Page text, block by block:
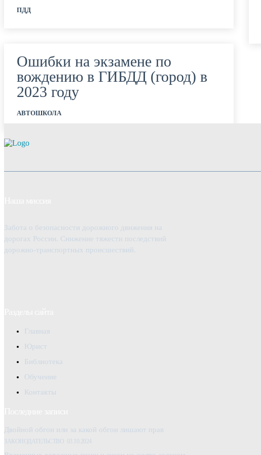
ПДД
Ошибки на экзамене по
вождению в ГИБДД (город) в
2023 году
АВТОШКОЛА
Забота о безопасности дорожного движения на
дорогах России. Снижение тяжести последствий
дорожно-транспортных происшествий.
Главная
Юрист
Библиотека
Обучение
Контакты
Двойной обгон или за какой обгон лишают прав
ЗАКОНОДАТЕЛЬСТВО 03.10.2024